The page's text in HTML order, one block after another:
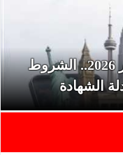
استكمال الدراسة خارج مصر 2026.. الشروط
الشهادة